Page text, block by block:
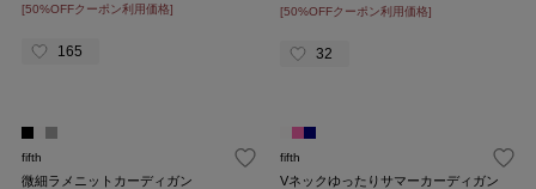
[50%OFFクーポン利用価格]
165
[50%OFFクーポン利用価格]
32
fifth
微細ラメニットカーディガン
fifth
Vネックゆったりサマーカーディガン